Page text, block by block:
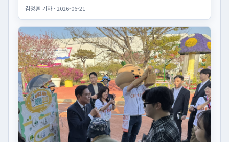
김정훈 기자 · 2026-06-21